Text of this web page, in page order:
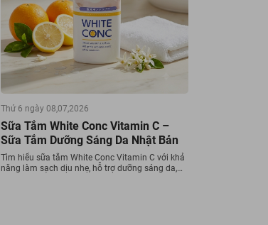
Thứ 6 ngày 08,07,2026
Sữa Tắm White Conc Vitamin C –
Sữa Tắm Dưỡng Sáng Da Nhật Bản
Tìm hiểu sữa tắm White Conc Vitamin C với khả
năng làm sạch dịu nhẹ, hỗ trợ dưỡng sáng da,